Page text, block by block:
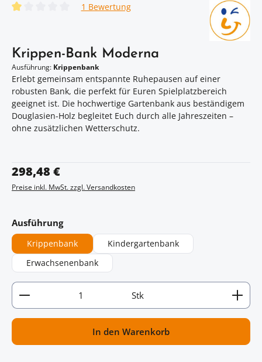
1 Bewertung
Krippen-Bank Moderna
Ausführung: Krippenbank
Erlebt gemeinsam entspannte Ruhepausen auf einer
robusten Bank, die perfekt für Euren Spielplatzbereich
geeignet ist. Die hochwertige Gartenbank aus beständigem
Douglasien-Holz begleitet Euch durch alle Jahreszeiten –
ohne zusätzlichen Wetterschutz.
Regulärer Preis:
298,48 €
Preise inkl. MwSt. zzgl. Versandkosten
Ausführungauswählen
Krippenbank
Kindergartenbank
Erwachsenenbank
Artikel Anzahl: Gib den gewünschten Wert ein
Stk
In den Warenkorb